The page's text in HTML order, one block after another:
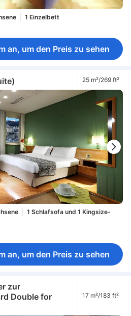
1 Einzelbett
an, um den Preis zu sehen
25 m²/269 ft²
1 Schlafsofa und 1 Kingsize-
an, um den Preis zu sehen
zur
Double for
17 m²/183 ft²